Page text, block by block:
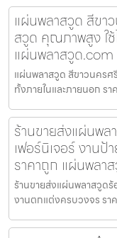
แผ่นพลาสวูด สีขา
สวูด คุณภาพสูง ใช้
แผ่นพลาสวูด.com
แผ่นพลาสวูด สีขาวนครศ
ทั้งภายในและภายนอก ร
ร้านขายส่งแผ่นพล
เฟอร์นิเจอร์ งาน
ราคาถูก แผ่นพลา
ร้านขายส่งแผ่นพลาสวูดร้
งานตกแต่งครบวงจร ร